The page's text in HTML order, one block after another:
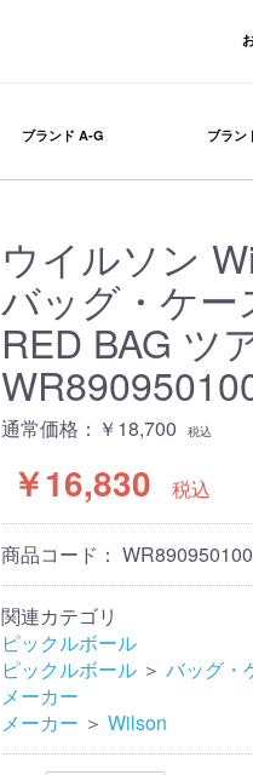
ブランド A-G ブラン
ウイルソン
バッグ・ケー
RED BAG ツ
通常価格：￥18,700 税込
￥16,830 税込
商品コード：
関連カテゴリ
ピックルボール
ピックルボール ＞ バッグ・
メーカー
メーカー ＞ Wilson